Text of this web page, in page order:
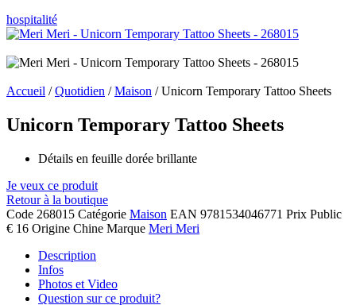
hospitalité
Accueil /Quotidien /Maison / Unicorn Temporary Tattoo Sheets
Unicorn Temporary Tattoo Sheets
Détails en feuille dorée brillante
Je veux ce produit
Retour à la boutique
Code 268015 Catégorie Maison EAN 9781534046771 Prix Public
€ 16 Origine Chine Marque Meri Meri
Description
Infos
Photos et Video
Question sur ce produit?